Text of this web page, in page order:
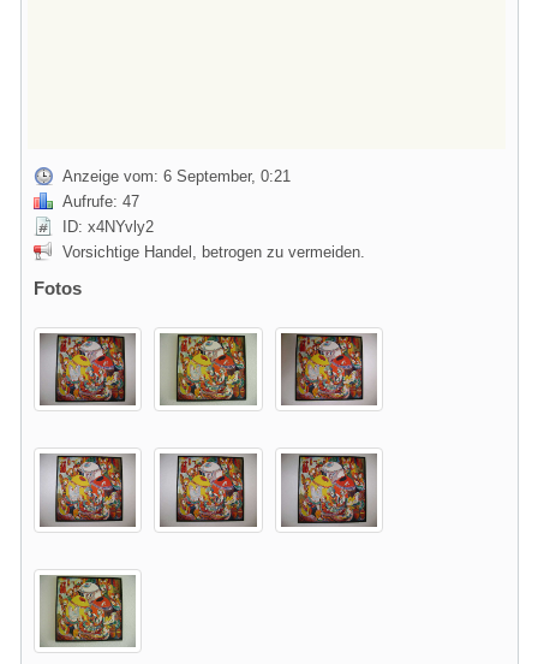
Anzeige vom: 6 September, 0:21
Aufrufe: 47
ID: x4NYvly2
Vorsichtige Handel, betrogen zu vermeiden.
Fotos